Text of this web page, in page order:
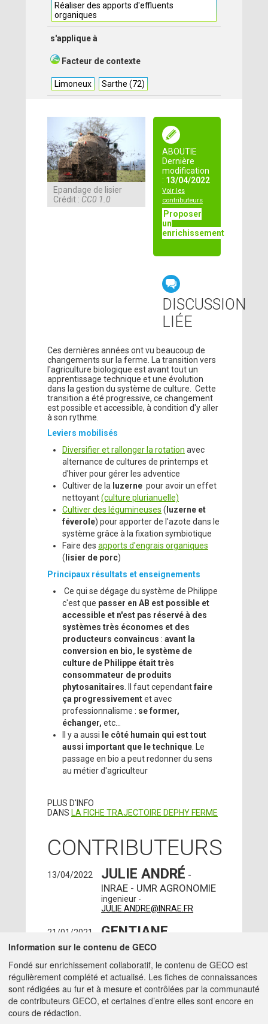
Réaliser des apports d'effluents
organiques
s'applique à
Facteur de contexte
Limoneux Sarthe (72)
Epandage de lisier
Crédit : CC0 1.0
ABOUTIE
Dernière
modification
: 13/04/2022
Voir les
contributeurs
Proposer
un
enrichissement
DISCUSSION
LIÉE
Ces dernières années ont vu beaucoup de
changements sur la ferme. La transition vers
l'agriculture biologique est avant tout un
apprentissage technique et une évolution
dans la gestion du système de culture. Cette
transition a été progressive, ce changement
est possible et accessible, à condition d'y aller
à son rythme.
Leviers mobilisés
Diversifier et rallonger la rotation avec
alternance de cultures de printemps et
d'hiver pour gérer les adventice
Cultiver de la luzerne pour avoir un effet
nettoyant(culture plurianuelle)
Cultiver des légumineuses ( luzerne et
féverole) pour apporter de l'azote dans le
système grâce à la fixation symbiotique
Faire desapports d'engrais organiques
( lisier de porc)
Principaux résultats et enseignements
Ce qui se dégage du système de Philippe
c'est que passer en AB est possible et
accessible et n'est pas réservé à des
systèmes très économes et des
producteurs convaincus :avant la
conversion en bio, le système de
culture de Philippe était très
consommateur de produits
phytosanitaires . Il faut cependantfaire
ça progressivementet avec
professionnalisme : se former,
échanger, etc...
Il y a aussi le côté humain qui est tout
aussi important que le technique . Le
passage en bio a peut redonner du sens
au métier d'agriculteur
PLUS D'INFO
DANS LA FICHE TRAJECTOIRE DEPHY FERME
CONTRIBUTEURS
13/04/2022 JULIE ANDRÉ -
INRAE - UMR AGRONOMIE
ingenieur -
JULIE.ANDRE@INRAE.FR
21/01/2021
GENTIANE
MAILLET
THIVERVAL GRIGNON
(78850)
ingenieur -
GENTIANE.MAILLET@INRAE.FR
Information sur le contenu de GECO
Fondé sur enrichissement collaboratif, le contenu de GECO est
régulièrement complété et actualisé. Les fiches de connaissances
sont rédigées au fur et à mesure et contrôlées par la communauté
de contributeurs GECO, et certaines d’entre elles sont encore en
cours de rédaction.